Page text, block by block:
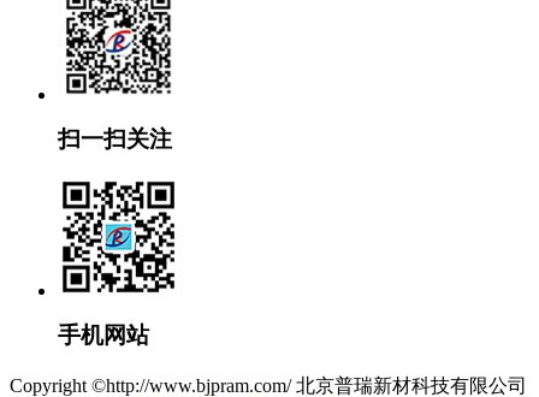
扫一扫关注
手机网站
Copyright ©http://www.bjpram.com/ 北京普瑞新材科技有限公司